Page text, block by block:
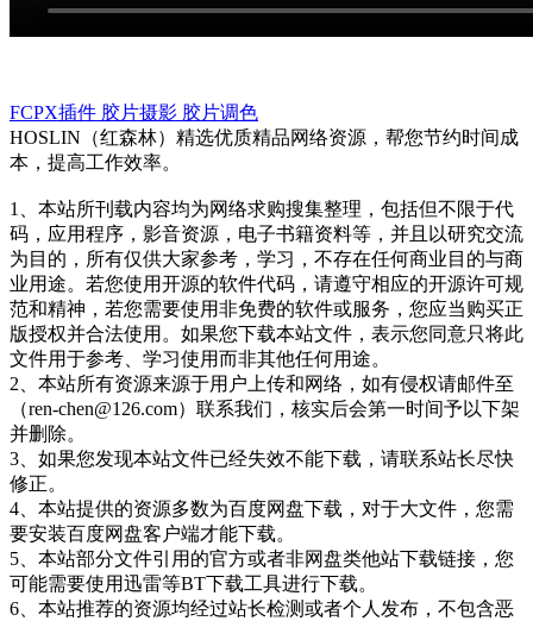
FCPX插件 胶片摄影 胶片调色
HOSLIN（红森林）精选优质精品网络资源，帮您节约时间成
本，提高工作效率。
1、本站所刊载内容均为网络求购搜集整理，包括但不限于代
码，应用程序，影音资源，电子书籍资料等，并且以研究交流
为目的，所有仅供大家参考，学习，不存在任何商业目的与商
业用途。若您使用开源的软件代码，请遵守相应的开源许可规
范和精神，若您需要使用非免费的软件或服务，您应当购买正
版授权并合法使用。如果您下载本站文件，表示您同意只将此
文件用于参考、学习使用而非其他任何用途。
2、本站所有资源来源于用户上传和网络，如有侵权请邮件至
（ren-chen@126.com）联系我们，核实后会第一时间予以下架
并删除。
3、如果您发现本站文件已经失效不能下载，请联系站长尽快
修正。
4、本站提供的资源多数为百度网盘下载，对于大文件，您需
要安装百度网盘客户端才能下载。
5、本站部分文件引用的官方或者非网盘类他站下载链接，您
可能需要使用迅雷等BT下载工具进行下载。
6、本站推荐的资源均经过站长检测或者个人发布，不包含恶